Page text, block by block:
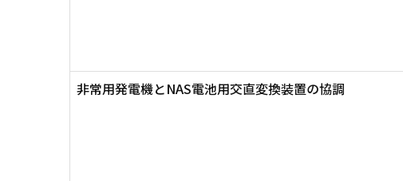
非常用発電機とNAS電池用交直変換装置の協調